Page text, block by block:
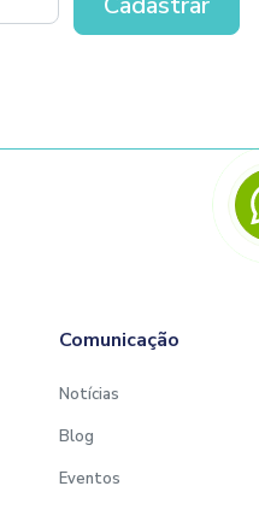
Comunicação
Notícias
Blog
Eventos